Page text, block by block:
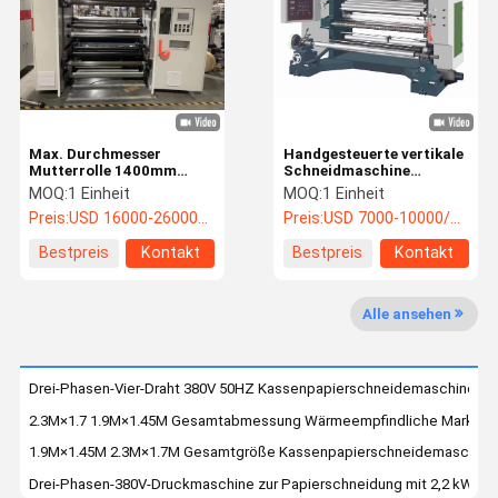
Werksbesich
Tigung
Qualitätskon
Trolle
Kontakt Mit
Uns
Neuigkeiten
Horizontale Schneidmaschine
Maschine zum Schneiden von Oberflächenkurbeln
Schnittmaschinen mit hoher Geschwindigkeit
Handgesteuerte vertikale
Schneidmaschine
Papierrollenschneider 0 -
200m/Min 1300mm
MOQ:1 Einheit
Preis:USD 7000-10000/unit
Bestpreis
Kontakt
Max. Durchmesser
Mutterrolle 1400mm
Hochgeschwindigkeitskraftpapierschneidemaschine
Min. Breite Fertigrolle
30mm
MOQ:1 Einheit
Preis:USD 16000-26000/unit
Bestpreis
Kontakt
Alle ansehen
Drei-Phasen-Vier-Draht 380V 50HZ Kassenpapierschneidemaschine
2.3M×1.7 1.9M×1.45M Gesamtabmessung Wärmeempfindliche
1.9M×1.45M 2.3M×1.7M Gesamtgröße Kassenpapierschneidemaschine
Drei-Phasen-380V-Druckmaschine zur Papierschneidung mit 2,2 kW-